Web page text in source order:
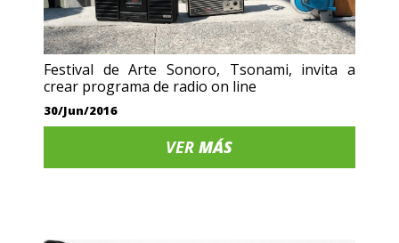
Festival de Arte Sonoro, Tsonami, invita a
crear programa de radio on line
30/Jun/2016
VERMÁS